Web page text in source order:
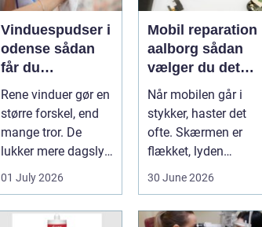
Vinduespudser i
odense sådan
får du
skinnende rene
ruder året rundt
Rene vinduer gør en
større forskel, end
mange tror. De
lukker mere dagslys
ind, får hjem og
erhvervs...
01 July 2026
Mobil reparation
aalborg sådan
vælger du det
rette værksted
Når mobilen går i
stykker, haster det
ofte. Skærmen er
flækket, lyden
30 June 2026